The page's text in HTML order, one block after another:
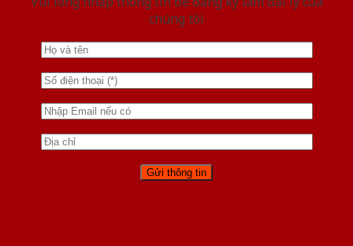
chúng tôi